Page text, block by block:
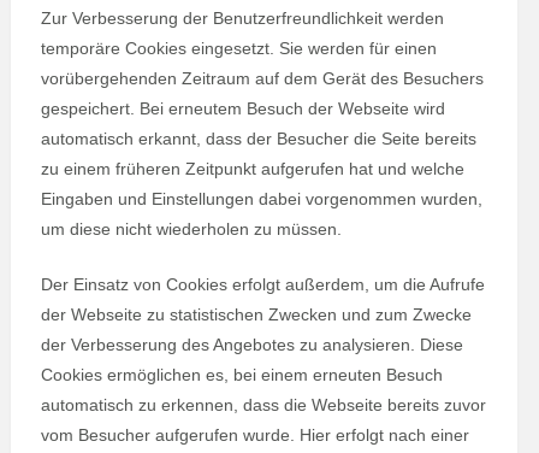
Zur Verbesserung der Benutzerfreundlichkeit werden
temporäre Cookies eingesetzt. Sie werden für einen
vorübergehenden Zeitraum auf dem Gerät des Besuchers
gespeichert. Bei erneutem Besuch der Webseite wird
automatisch erkannt, dass der Besucher die Seite bereits
zu einem früheren Zeitpunkt aufgerufen hat und welche
Eingaben und Einstellungen dabei vorgenommen wurden,
um diese nicht wiederholen zu müssen.
Der Einsatz von Cookies erfolgt außerdem, um die Aufrufe
der Webseite zu statistischen Zwecken und zum Zwecke
der Verbesserung des Angebotes zu analysieren. Diese
Cookies ermöglichen es, bei einem erneuten Besuch
automatisch zu erkennen, dass die Webseite bereits zuvor
vom Besucher aufgerufen wurde. Hier erfolgt nach einer